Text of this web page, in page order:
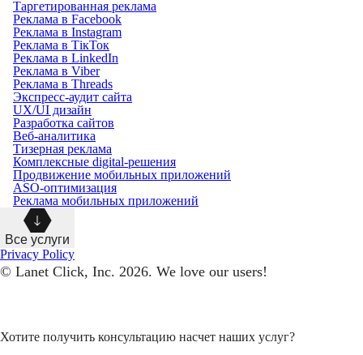
Таргетированная реклама
Реклама в Facebook
Реклама в Instagram
Реклама в ТікТок
Реклама в LinkedIn
Реклама в Viber
Реклама в Threads
Экспресс-аудит сайта
UX/UI дизайн
Разработка сайтов
Веб-аналитика
Тизерная реклама
Комплексные digital-решения
Продвижение мобильных приложений
ASO-оптимизация
Реклама мобильных приложений
Все услуги
Privacy Policy
© Lanet Click, Inc. 2026. We love our users!
Хотите получить консультацию насчет наших услуг?